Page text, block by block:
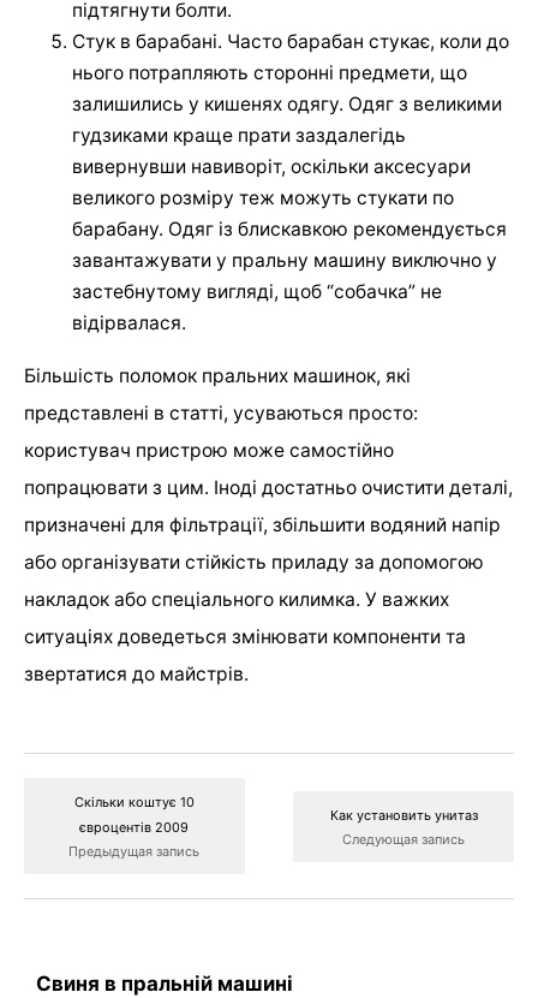
підтягнути болти.
Стук в барабані. Часто барабан стукає, коли до
нього потрапляють сторонні предмети, що
залишились у кишенях одягу. Одяг з великими
гудзиками краще прати заздалегідь
вивернувши навиворіт, оскільки аксесуари
великого розміру теж можуть стукати по
барабану. Одяг із блискавкою рекомендується
завантажувати у пральну машину виключно у
застебнутому вигляді, щоб “собачка” не
відірвалася.
Більшість поломок пральних машинок, які
представлені в статті, усуваються просто:
користувач пристрою може самостійно
попрацювати з цим. Іноді достатньо очистити деталі,
призначені для фільтрації, збільшити водяний напір
або організувати стійкість приладу за допомогою
накладок або спеціального килимка. У важких
ситуаціях доведеться змінювати компоненти та
звертатися до майстрів.
Скільки коштує 10
євроцентів 2009
Предыдущая запись
Как установить унитаз
Следующая запись
Свиня в пральній машині